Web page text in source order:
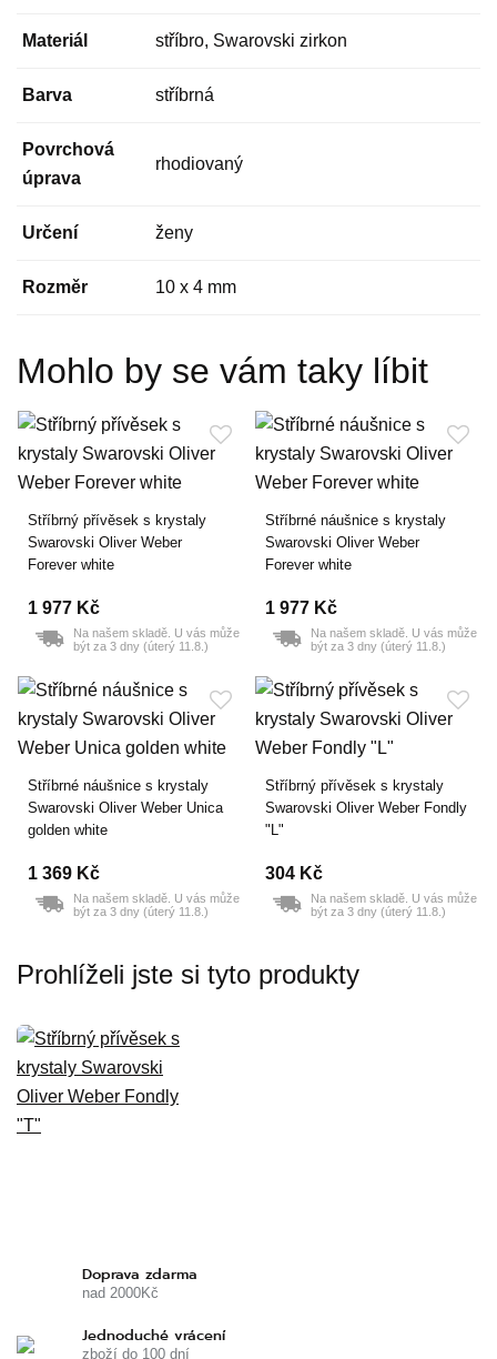
Materiál stříbro, Swarovski zirkon
Barva stříbrná
Povrchová
úprava
rhodiovaný
Určení ženy
Rozměr 10 x 4 mm
Mohlo by se vám taky líbit
Stříbrný přívěsek s krystaly
Swarovski Oliver Weber
Forever white
1 977 Kč
Na našem skladě. U vás může
být za 3 dny (úterý 11.8.)
Stříbrné náušnice s krystaly
Swarovski Oliver Weber
Forever white
1 977 Kč
Na našem skladě. U vás může
být za 3 dny (úterý 11.8.)
Stříbrné náušnice s krystaly
Swarovski Oliver Weber Unica
golden white
1 369 Kč
Na našem skladě. U vás může
být za 3 dny (úterý 11.8.)
Stříbrný přívěsek s krystaly
Swarovski Oliver Weber Fondly
"L"
304 Kč
Na našem skladě. U vás může
být za 3 dny (úterý 11.8.)
Prohlíželi jste si tyto produkty
Doprava zdarma
nad 2000Kč
Jednoduché vrácení
zboží do 100 dní